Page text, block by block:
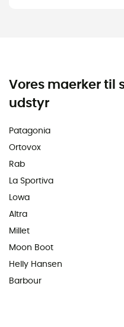
Vores maerker til
udstyr
Patagonia
Ortovox
Rab
La Sportiva
Lowa
Altra
Millet
Moon Boot
Helly Hansen
Barbour